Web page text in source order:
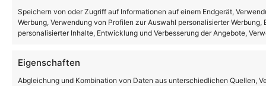
Speichern von oder Zugriff auf Informationen auf einem Endgerät,
Werbung, Verwendung von Profilen zur Auswahl personalisierter
personalisierter Inhalte, Entwicklung und Verbesserung der Angebote,
Eigenschaften
Abgleichung und Kombination von Daten aus unterschiedlichen Quellen,